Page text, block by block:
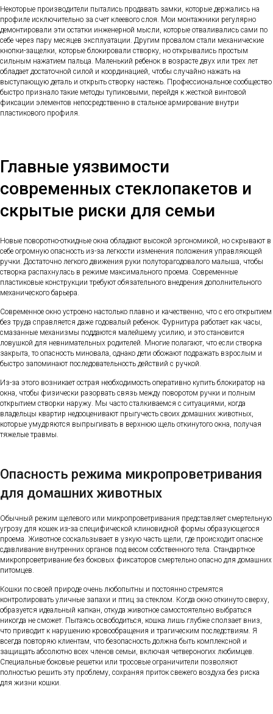
Некоторые производители пытались продавать замки, которые держались на
профиле исключительно за счет клеевого слоя. Мои монтажники регулярно
демонтировали эти остатки инженерной мысли, которые отваливались сами по
себе через пару месяцев эксплуатации. Другим провалом стали механические
кнопки-защелки, которые блокировали створку, но открывались простым
сильным нажатием пальца. Маленький ребенок в возрасте двух или трех лет
обладает достаточной силой и координацией, чтобы случайно нажать на
выступающую деталь и открыть створку настежь. Профессиональное сообщество
быстро признало такие методы тупиковыми, перейдя к жесткой винтовой
фиксации элементов непосредственно в стальное армирование внутри
пластикового профиля.
Главные уязвимости
современных стеклопакетов и
скрытые риски для семьи
Новые поворотно-откидные окна обладают высокой эргономикой, но скрывают в
себе огромную опасность из-за легкости изменения положения управляющей
ручки. Достаточно легкого движения руки полуторагодовалого малыша, чтобы
створка распахнулась в режиме максимального проема. Современные
пластиковые конструкции требуют обязательного внедрения дополнительного
механического барьера.
Современное окно устроено настолько плавно и качественно, что с его открытием
без труда справляется даже годовалый ребенок. Фурнитура работает как часы,
смазанные механизмы поддаются малейшему усилию, и это становится
ловушкой для невнимательных родителей. Многие полагают, что если створка
закрыта, то опасность миновала, однако дети обожают подражать взрослым и
быстро запоминают последовательность действий с ручкой.
Из-за этого возникает острая необходимость оперативно купить блокиратор на
окна, чтобы физически разорвать связь между поворотом ручки и полным
открытием створки наружу. Мы часто сталкиваемся с ситуациями, когда
владельцы квартир недооценивают прыгучесть своих домашних животных,
которые умудряются выпрыгивать в верхнюю щель откинутого окна, получая
тяжелые травмы.
Опасность режима микропроветривания
для домашних животных
Обычный режим щелевого или микропроветривания представляет смертельную
угрозу для кошек из-за специфической клиновидной формы образующегося
проема. Животное соскальзывает в узкую часть щели, где происходит опасное
сдавливание внутренних органов под весом собственного тела. Стандартное
микропроветривание без боковых фиксаторов смертельно опасно для домашних
питомцев.
Кошки по своей природе очень любопытны и постоянно стремятся
контролировать уличные запахи и птиц за стеклом. Когда окно откинуто сверху,
образуется идеальный капкан, откуда животное самостоятельно выбраться
никогда не сможет. Пытаясь освободиться, кошка лишь глубже сползает вниз,
что приводит к нарушению кровообращения и трагическим последствиям. Я
всегда повторяю клиентам, что безопасность должна быть комплексной и
защищать абсолютно всех членов семьи, включая четвероногих любимцев.
Специальные боковые решетки или тросовые ограничители позволяют
полностью решить эту проблему, сохраняя приток свежего воздуха без риска
для жизни кошки.